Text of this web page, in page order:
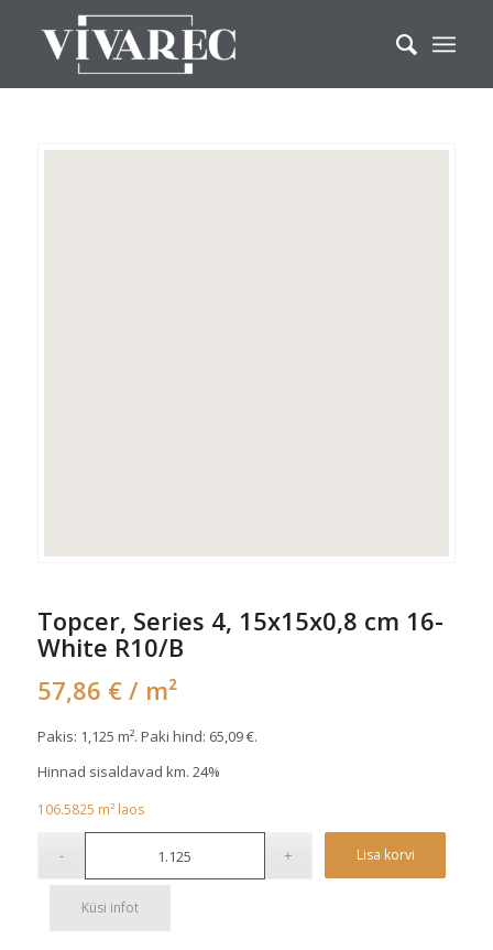
Topcer, Series 4, 15x15x0,8 cm 16-
White R10/B
57,86 € / m²
Pakis: 1,125 m². Paki hind: 65,09€.
Hinnad sisaldavad km. 24%
106.5825 m²laos
Lisa korvi
Küsi infot